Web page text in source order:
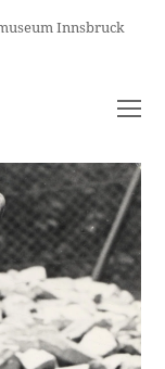
Innsbruck